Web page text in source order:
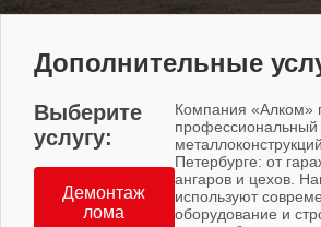
Дополнительные
Выберите
услугу:
Демонтаж
лома
Компания «Алком»
Петербурге: от
ангаров и цехов.
используют
оборудование и